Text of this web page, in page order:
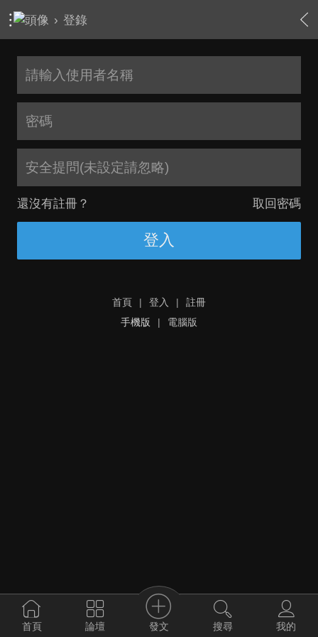
› 登錄
安全提問(未設定請忽略)
還沒有註冊？ 取回密碼
登入
首頁 | 登入 |
註冊
手機版
| 電腦版
首頁 論壇 發文 搜尋 我的